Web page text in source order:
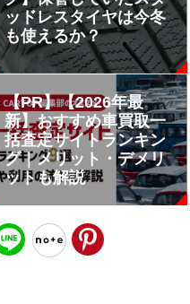
ッドレスタイヤは今冬
も使えるか？
【PR】【2026年最
新】おすすめ車買取一
括査定サイトランキン
グ｜メリット・デメリ
ットも解説